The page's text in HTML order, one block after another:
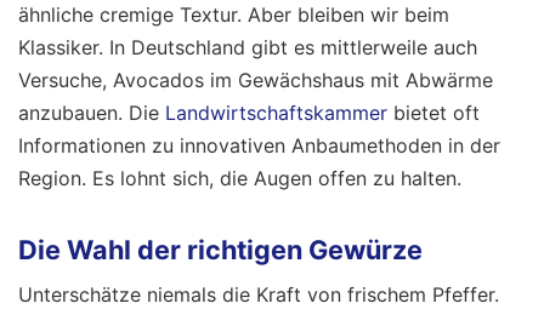
ähnliche cremige Textur. Aber bleiben wir beim
Klassiker. In Deutschland gibt es mittlerweile auch
Versuche, Avocados im Gewächshaus mit Abwärme
anzubauen. Die Landwirtschaftskammer bietet oft
Informationen zu innovativen Anbaumethoden in der
Region. Es lohnt sich, die Augen offen zu halten.
Die Wahl der richtigen Gewürze
Unterschätze niemals die Kraft von frischem Pfeffer.